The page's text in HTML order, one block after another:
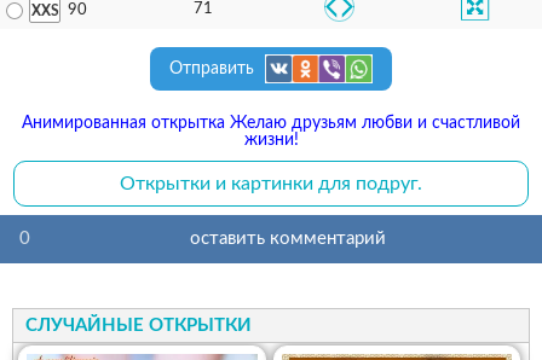
90 71
Отправить
Анимированная открытка Желаю друзьям любви и счастливой
жизни!
Открытки и картинки для подруг.
0 оставить комментарий
СЛУЧАЙНЫЕ ОТКРЫТКИ